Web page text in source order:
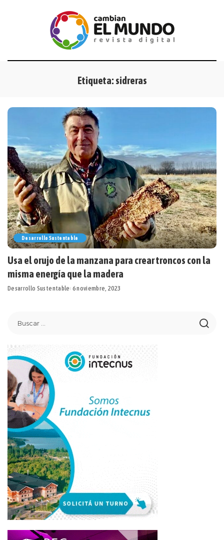
Etiqueta: sidreras
Desarrollo Sustentable
Usa el orujo de la manzana para crear troncos con la
misma energía que la madera
Desarrollo Sustentable 6 noviembre, 2023